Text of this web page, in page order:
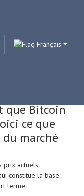
Français
que Bitcoin
ce que
marché
prix actuels
constitue la base
terme.